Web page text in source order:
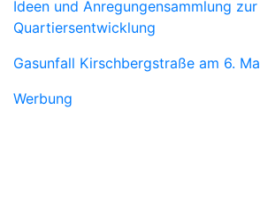
Ideen und Anregungensammlung zur
Quartiersentwicklung
Gasunfall Kirschbergstraße am 6.
Werbung